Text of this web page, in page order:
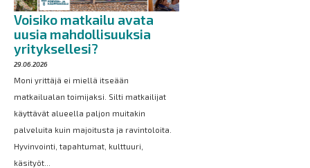
Voisiko matkailu avata
uusia mahdollisuuksia
yrityksellesi?
29.06.2026
Moni yrittäjä ei miellä itseään
matkailualan toimijaksi. Silti matkailijat
käyttävät alueella paljon muitakin
palveluita kuin majoitusta ja ravintoloita.
Hyvinvointi, tapahtumat, kulttuuri,
käsityöt...